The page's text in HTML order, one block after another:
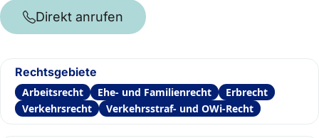
Direkt anrufen
Rechtsgebiete
Arbeitsrecht Ehe- und Familienrecht
Erbrecht
Verkehrsrecht
Verkehrsstraf- und OWi-Recht